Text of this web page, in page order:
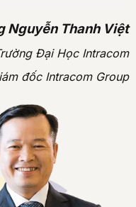
đốc Intracom Group